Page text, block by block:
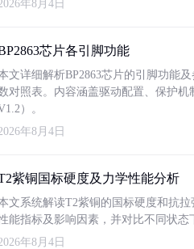
年8月4日
芯片各引脚功能
文详细解析BP2863芯片的引脚功能
对照表。内容涵盖驱动配置、保护
）。
年8月4日
紫铜国标硬度及力学性能分析
文系统解读T2紫铜的国标硬度和抗
能指标及影响因素，并对比不同状态
年8月4日